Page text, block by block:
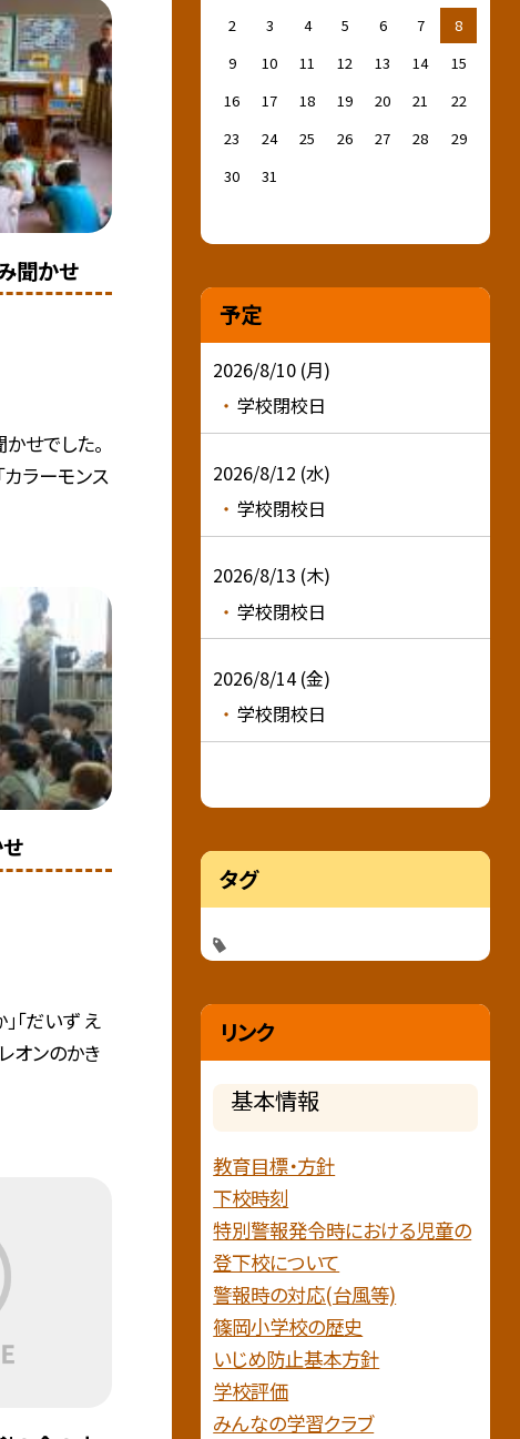
聞かせ
せでした。
カラーモンス
「だいず え
オンのかき
2
3 4 5 6 7
8
9
10 11 12 13 14
15
16
17 18 19 20 21
22
23
24 25 26 27 28
29
30
31
予定
2026/8/10 (月)
学校閉校日
2026/8/12 (水)
学校閉校日
2026/8/13 (木)
学校閉校日
2026/8/14 (金)
学校閉校日
タグ
リンク
基本情報
教育目標・方針
下校時刻
特別警報発令時における児童の
登下校について
警報時の対応(台風等)
篠岡小学校の歴史
いじめ防止基本方針
学校評価
みんなの学習クラブ